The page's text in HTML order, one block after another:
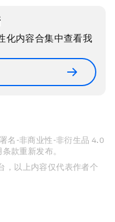
化内容合集中查看我
名-非商业性-非衍生品 4.0
款重新发布。
，以上内容仅代表作者个